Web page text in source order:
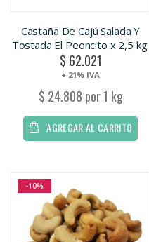
Castaña De Cajú Salada Y
Tostada El Peoncito x 2,5 kg.
$ 62.021
+ 21% IVA
$ 24.808 por 1 kg
AGREGAR AL CARRITO
-10%